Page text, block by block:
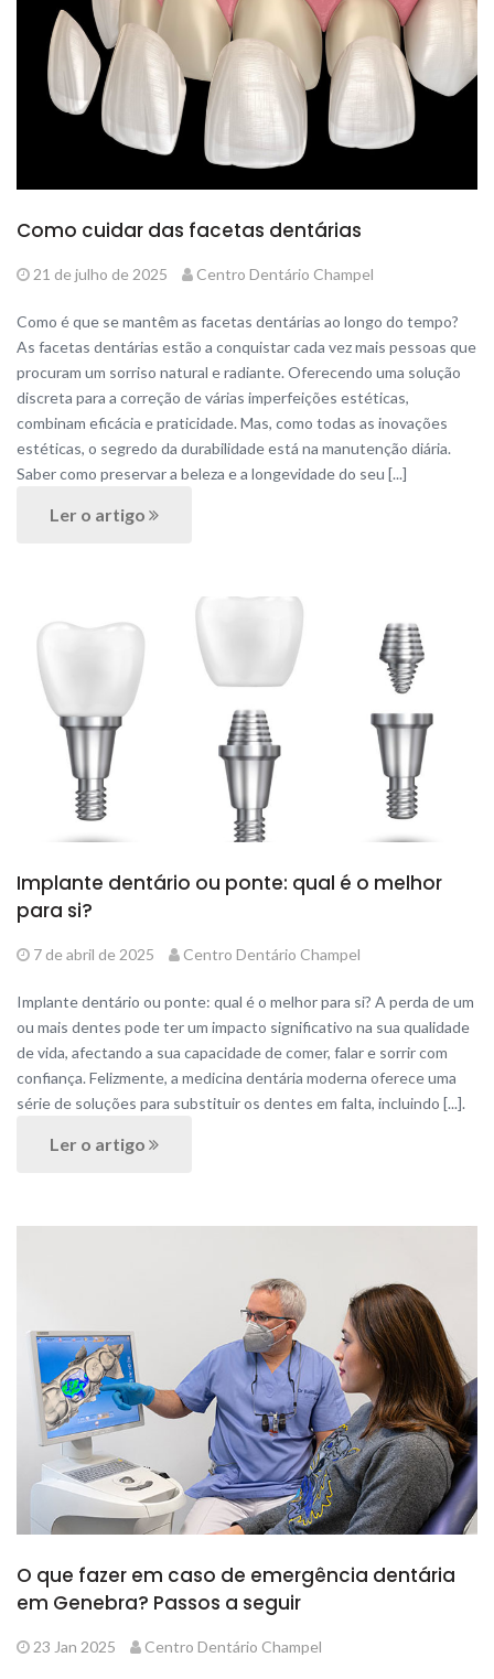
Como cuidar das facetas dentárias
21 de julho de 2025 Centro Dentário Champel
Como é que se mantêm as facetas dentárias ao longo do tempo?
As facetas dentárias estão a conquistar cada vez mais pessoas que
procuram um sorriso natural e radiante. Oferecendo uma solução
discreta para a correção de várias imperfeições estéticas,
combinam eficácia e praticidade. Mas, como todas as inovações
estéticas, o segredo da durabilidade está na manutenção diária.
Saber como preservar a beleza e a longevidade do seu [...]
Ler o artigo
Implante dentário ou ponte: qual é o melhor
para si?
7 de abril de 2025 Centro Dentário Champel
Implante dentário ou ponte: qual é o melhor para si? A perda de um
ou mais dentes pode ter um impacto significativo na sua qualidade
de vida, afectando a sua capacidade de comer, falar e sorrir com
confiança. Felizmente, a medicina dentária moderna oferece uma
série de soluções para substituir os dentes em falta, incluindo [...].
Ler o artigo
O que fazer em caso de emergência dentária
em Genebra? Passos a seguir
23 Jan 2025 Centro Dentário Champel